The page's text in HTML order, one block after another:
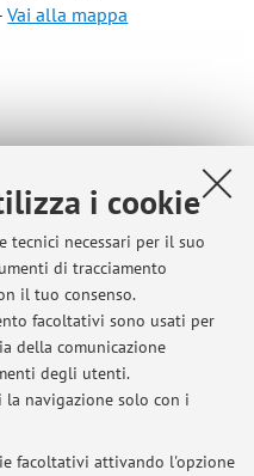
i cookie
tecnici necessari per il suo
di tracciamento
il tuo consenso.
facoltativi sono usati per
della comunicazione
degli utenti.
navigazione solo con i
facoltativi attivando l'opzione
Vai alla mappa
ore 17 alle ore 18
Hercolani.
il docente via mail per